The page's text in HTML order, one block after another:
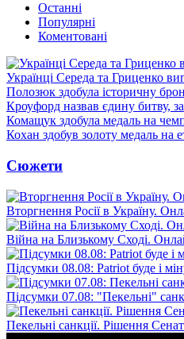
Останні
Популярні
Коментовані
Українці Середа та Гриценко
Полозюк здобула історичну
Кроуфорд назвав єдину битву,
Комащук здобула медаль на
Кохан здобув золоту медаль на
Сюжети
Вторгнення Росії в Україну.
Війна на Близькому Сході.
Підсумки 08.08: Patriot буде і
Підсумки 07.08: "Пекельні"
Пекельні санкції. Рішення